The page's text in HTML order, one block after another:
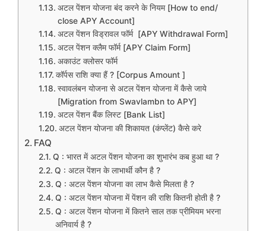
अटल पेंशन योजना बंद करने के नियम [How to end/
close APY Account]
अटल पेंशन विड्रावल फॉर्म [APY Withdrawal Form]
अटल पेंशन क्लैम फॉर्म [APY Claim Form]
अकाउंट क्लोसर फॉर्म
कॉर्पस राशि क्या हैं ? [Corpus Amount ]
स्वावलंबन योजना से अटल पेंशन योजना में कैसे जाये
[Migration from Swavlambn to APY]
अटल पेंशन बैंक लिस्ट [Bank List]
अटल पेंशन योजना की शिकायत (कंप्लेंट) कैसे करे
FAQ
Q : भारत में अटल पेंशन योजना का शुभारंभ कब हुआ था ?
Q : अटल पेंशन के लाभार्थी कौन है ?
Q : अटल पेंशन योजना का लाभ कैसे मिलता है ?
Q : अटल पेंशन योजना में पेंशन की राशि कितनी होती है ?
Q : अटल पेंशन योजना में कितने साल तक प्रीमियम भरना
अनिवार्य है ?